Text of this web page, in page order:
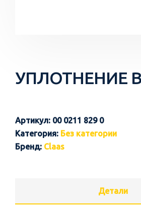
УПЛОТНЕНИЕ
Артикул: 00 0211 829 0
Категория: Без категории
Бренд: Claas
Детали